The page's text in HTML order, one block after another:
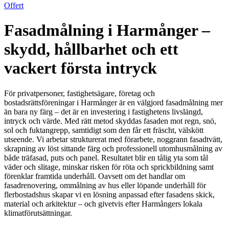
Offert
Fasadmålning i Harmånger –
skydd, hållbarhet och ett
vackert första intryck
För privatpersoner, fastighetsägare, företag och
bostadsrättsföreningar i Harmånger är en välgjord fasadmålning mer
än bara ny färg – det är en investering i fastighetens livslängd,
intryck och värde. Med rätt metod skyddas fasaden mot regn, snö,
sol och fuktangrepp, samtidigt som den får ett fräscht, välskött
utseende. Vi arbetar strukturerat med förarbete, noggrann fasadtvätt,
skrapning av löst sittande färg och professionell utomhusmålning av
både träfasad, puts och panel. Resultatet blir en tålig yta som tål
väder och slitage, minskar risken för röta och sprickbildning samt
förenklar framtida underhåll. Oavsett om det handlar om
fasadrenovering, ommålning av hus eller löpande underhåll för
flerbostadshus skapar vi en lösning anpassad efter fasadens skick,
material och arkitektur – och givetvis efter Harmångers lokala
klimatförutsättningar.